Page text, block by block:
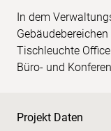
In dem
Tischleuchte
Büro- und
Projekt Daten